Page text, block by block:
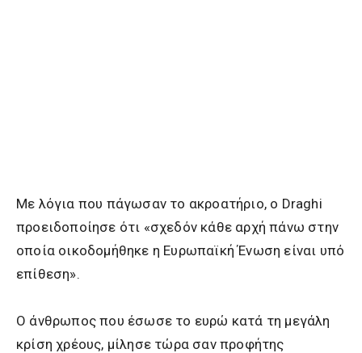
Με λόγια που πάγωσαν το ακροατήριο, ο Draghi
προειδοποίησε ότι «σχεδόν κάθε αρχή πάνω στην
οποία οικοδομήθηκε η Ευρωπαϊκή Ένωση είναι υπό
επίθεση».
Ο άνθρωπος που έσωσε το ευρώ κατά τη μεγάλη
κρίση χρέους, μίλησε τώρα σαν προφήτης